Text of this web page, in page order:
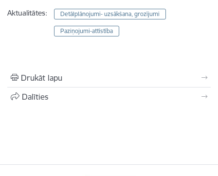
Aktualitātes: Detālplānojumi- uzsākšana, grozījumi
Paziņojumi-attīstība
Drukāt lapu
Dalīties